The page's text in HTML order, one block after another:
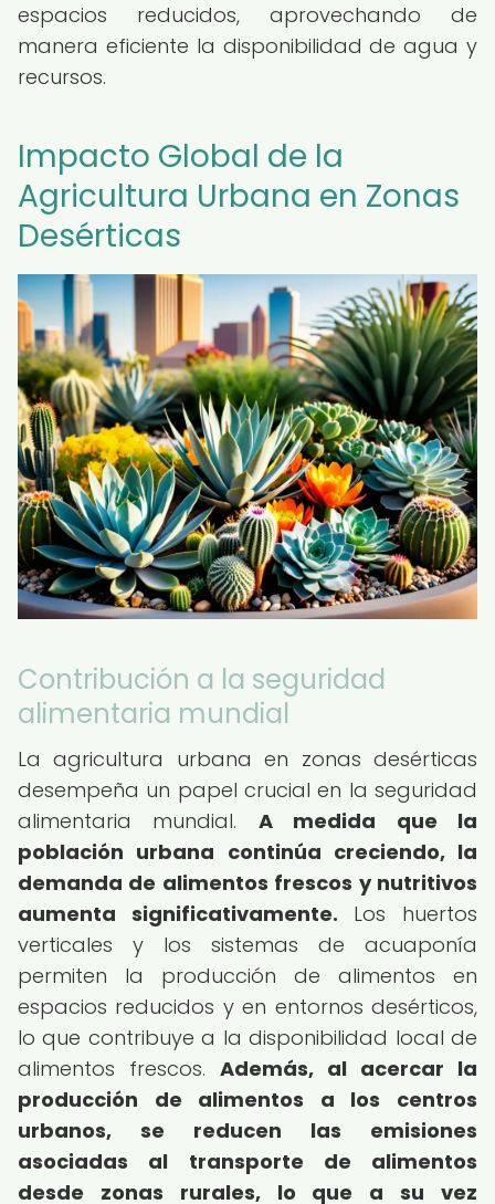
espacios reducidos, aprovechando de
manera eficiente la disponibilidad de agua y
recursos.
Impacto Global de la
Agricultura Urbana en Zonas
Desérticas
Contribución a la seguridad
alimentaria mundial
La agricultura urbana en zonas desérticas
desempeña un papel crucial en la seguridad
alimentaria mundial. A medida que la
población urbana continúa creciendo, la
demanda de alimentos frescos y nutritivos
aumenta significativamente. Los huertos
verticales y los sistemas de acuaponía
permiten la producción de alimentos en
espacios reducidos y en entornos desérticos,
lo que contribuye a la disponibilidad local de
alimentos frescos. Además, al acercar la
producción de alimentos a los centros
urbanos, se reducen las emisiones
asociadas al transporte de alimentos
desde zonas rurales, lo que a su vez